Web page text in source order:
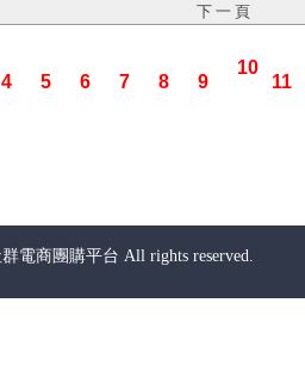
4 5 6 7 8 9
10
11
電商團購平台 All rights reserved.